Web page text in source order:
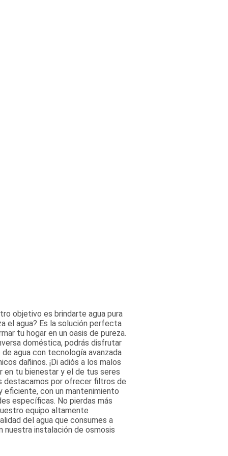
objetivo es brindarte agua pura
el agua? Es la solución perfecta
tu hogar en un oasis de pureza.
doméstica, podrás disfrutar
agua con tecnología avanzada
dañinos. ¡Di adiós a los malos
en tu bienestar y el de tus seres
destacamos por ofrecer filtros de
eficiente, con un mantenimiento
específicas. No pierdas más
equipo altamente
del agua que consumes a
nuestra instalación de osmosis